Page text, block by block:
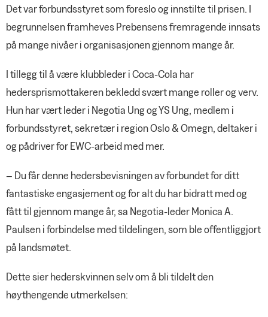
Det var forbundsstyret som foreslo og innstilte til prisen. I
begrunnelsen framheves Prebensens fremragende innsats
på mange nivåer i organisasjonen gjennom mange år.
I tillegg til å være klubbleder i Coca-Cola har
hedersprismottakeren bekledd svært mange roller og verv.
Hun har vært leder i Negotia Ung og YS Ung, medlem i
forbundsstyret, sekretær i region Oslo & Omegn, deltaker i
og pådriver for EWC-arbeid med mer.
– Du får denne hedersbevisningen av forbundet for ditt
fantastiske engasjement og for alt du har bidratt med og
fått til gjennom mange år, sa Negotia-leder Monica A.
Paulsen i forbindelse med tildelingen, som ble offentliggjort
på landsmøtet.
Dette sier hederskvinnen selv om å bli tildelt den
høythengende utmerkelsen: